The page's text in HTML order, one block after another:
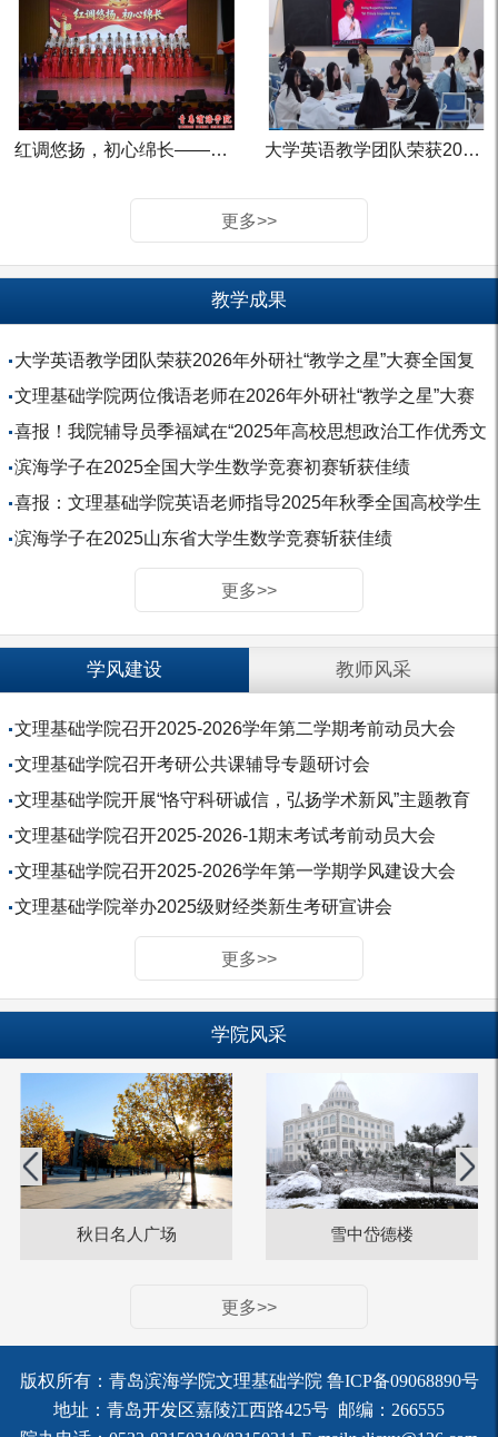
红调悠扬，初心绵长——文理基础学院斩获第五届教... 大学英语教学团队荣获2026年外研社“教学之星”大...
更多>>
教学成果
大学英语教学团队荣获2026年外研社“教学之星”大赛全国复
赛二等奖
文理基础学院两位俄语老师在2026年外研社“教学之星”大赛
（多语种组）...
喜报！我院辅导员季福斌在“2025年高校思想政治工作优秀文
章征集”中荣...
滨海学子在2025全国大学生数学竞赛初赛斩获佳绩
喜报：文理基础学院英语老师指导2025年秋季全国高校学生
听力学习大赛山...
滨海学子在2025山东省大学生数学竞赛斩获佳绩
更多>>
学风建设 教师风采
文理基础学院召开2025-2026学年第二学期考前动员大会
文理基础学院召开考研公共课辅导专题研讨会
文理基础学院开展“恪守科研诚信，弘扬学术新风”主题教育
文理基础学院召开2025-2026-1期末考试考前动员大会
文理基础学院召开2025-2026学年第一学期学风建设大会
文理基础学院举办2025级财经类新生考研宣讲会
更多>>
学院风采
Previous
秋日名人广场 雪中岱德楼
更多>>
版权所有：青岛滨海学院文理基础学院 鲁ICP备09068890号
地址：青岛开发区嘉陵江西路425号 邮编：266555